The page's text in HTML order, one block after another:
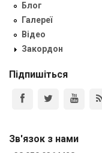
Блог
Галереї
Відео
Закордон
Підпишіться
Зв'язок з нами